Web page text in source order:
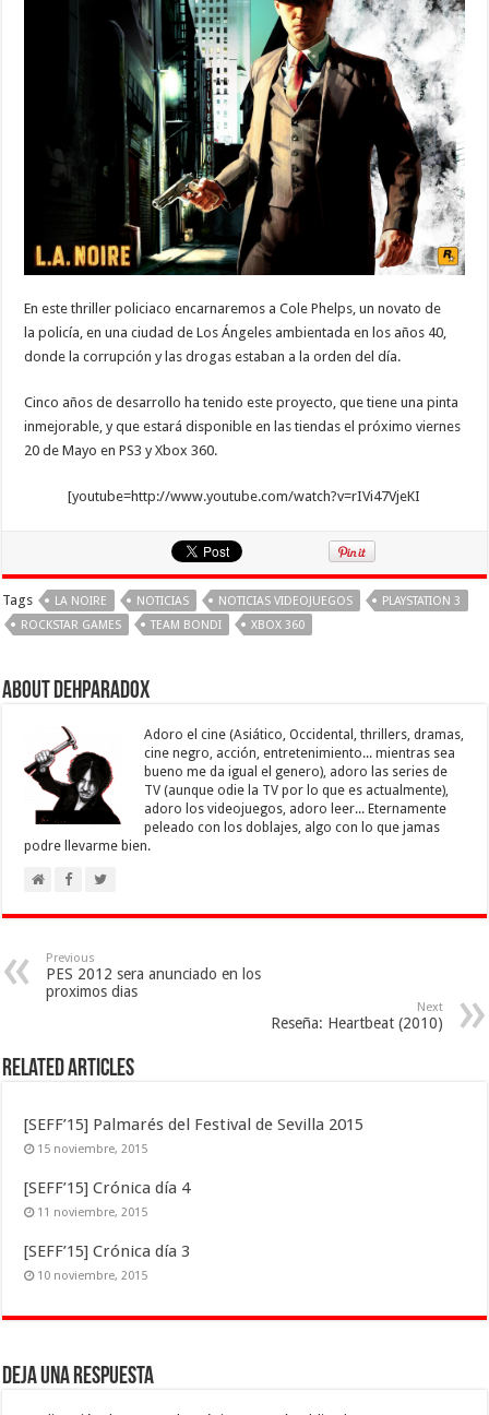
En este thriller policiaco encarnaremos a Cole Phelps, un novato de
la policía, en una ciudad de Los Ángeles ambientada en los años 40,
donde la corrupción y las drogas estaban a la orden del día.
Cinco años de desarrollo ha tenido este proyecto, que tiene una pinta
inmejorable, y que estará disponible en las tiendas el próximo viernes
20 de Mayo en PS3 y Xbox 360.
[youtube=http://www.youtube.com/watch?v=rIVi47VjeKI
Tags LA NOIRE NOTICIAS NOTICIAS VIDEOJUEGOS
PLAYSTATION 3
ROCKSTAR GAMES
TEAM BONDI XBOX 360
About Dehparadox
Adoro el cine (Asiático, Occidental, thrillers, dramas,
cine negro, acción, entretenimiento... mientras sea
bueno me da igual el genero), adoro las series de
TV (aunque odie la TV por lo que es actualmente),
adoro los videojuegos, adoro leer... Eternamente
peleado con los doblajes, algo con lo que jamas
podre llevarme bien.
Previous
PES 2012 sera anunciado en los
proximos dias
Next
Reseña: Heartbeat (2010)
Related Articles
[SEFF’15] Palmarés del Festival de Sevilla 2015
15 noviembre, 2015
[SEFF’15] Crónica día 4
11 noviembre, 2015
[SEFF’15] Crónica día 3
10 noviembre, 2015
Deja una respuesta